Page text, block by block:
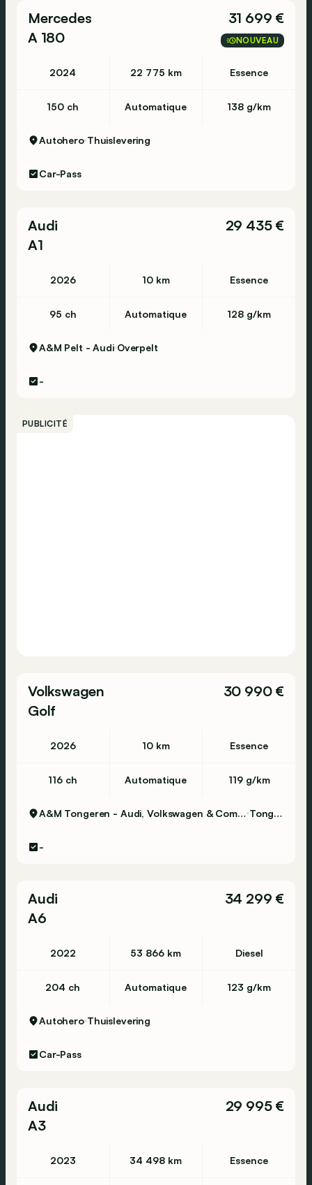
Mercedes
A 180
31 699 €
NOUVEAU
2024 22 775 km Essence
150 ch Automatique 138 g/km
Autohero Thuislevering
Car-Pass
Audi
A1
29 435 €
2026 10 km Essence
95 ch Automatique 128 g/km
A&M Pelt - Audi Overpelt
-
PUBLICITÉ
Volkswagen
Golf
30 990 €
2026 10 km Essence
116 ch Automatique 119 g/km
A&M Tongeren - Audi, Volkswagen & Commercial Vehicles Tongeren
-
Audi
A6
34 299 €
2022 53 866 km Diesel
204 ch Automatique 123 g/km
Autohero Thuislevering
Car-Pass
Audi
A3
29 995 €
2023 34 498 km Essence